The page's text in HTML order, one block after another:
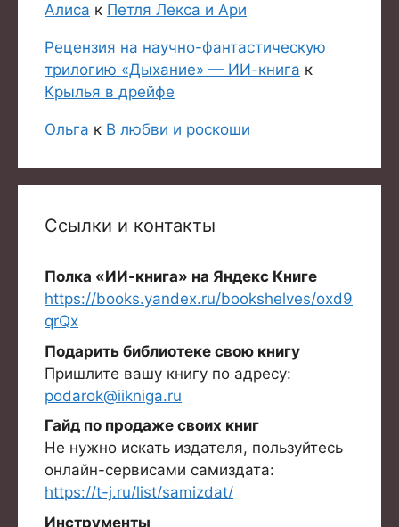
Алиса к Петля Лекса и Ари
Рецензия на научно-фантастическую
трилогию «Дыхание» — ИИ-книга к
Крылья в дрейфе
Ольга к В любви и роскоши
Ссылки и контакты
Полка «ИИ-книга» на Яндекс Книге
https://books.yandex.ru/bookshelves/oxd9
qrQx
Подарить библиотеке свою книгу
Пришлите вашу книгу по адресу:
podarok@iikniga.ru
Гайд по продаже своих книг
Не нужно искать издателя, пользуйтесь
онлайн-сервисами самиздата:
https://t-j.ru/list/samizdat/
Инструменты